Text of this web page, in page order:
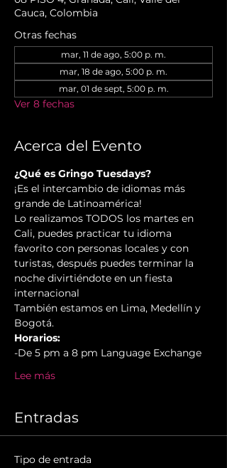
Cauca, Colombia
Otras fechas
mar, 11 de ago, 5:00 p. m.
mar, 18 de ago, 5:00 p. m.
mar, 01 de sept, 5:00 p. m.
Ver 8 fechas
Acerca del Evento
¿Qué es Gringo Tuesdays?
¡Es el intercambio de idiomas más
grande de Latinoamérica!
Lo realizamos TODOS los martes en
Cali, puedes practicar tu idioma
favorito con personas locales y con
turistas, después puedes terminar la
noche divirtiéndote en un fiesta
internacional
También estamos en Lima, Medellín y
Bogotá.
Horarios:
-De 5 pm a 8 pm Language Exchange
Lee más
Entradas
Tipo de entrada